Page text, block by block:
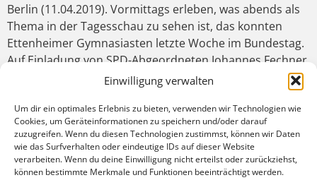
Einwilligung verwalten
Um dir ein optimales Erlebnis zu bieten, verwenden wir Technologien wie
Cookies, um Geräteinformationen zu speichern und/oder darauf
zuzugreifen. Wenn du diesen Technologien zustimmst, können wir Daten
wie das Surfverhalten oder eindeutige IDs auf dieser Website
verarbeiten. Wenn du deine Einwilligung nicht erteilst oder zurückziehst,
können bestimmte Merkmale und Funktionen beeinträchtigt werden.
Berlin (11.04.2019). Vormittags erleben, was abends als
Thema in der Tagesschau zu sehen ist, das konnten
Ettenheimer Gymnasiasten letzte Woche im Bundestag.
Auf Einladung von SPD-Abgeordneten Johannes Fechner
verfolgten die Schüler letzten Donnerstag live im
Bundestag die spannende Debatte mit vielen Rednern
zur vorgeburtlichen Diagnostik des Down-Syndroms.
Anschließend diskutierten die Schülerinnen und Schüler
mit Johannes Fechner, der eingangs seine Arbeit im
Bundestag und seinen Lebenslauf kurz vorstellte. In der